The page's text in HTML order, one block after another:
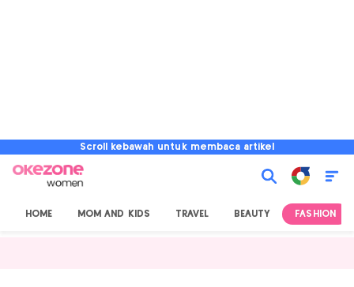
Scroll kebawah untuk membaca artikel
HOME MOM AND KIDS TRAVEL BEAUTY FASHION